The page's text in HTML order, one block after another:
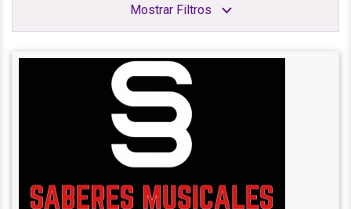
Mostrar Filtros